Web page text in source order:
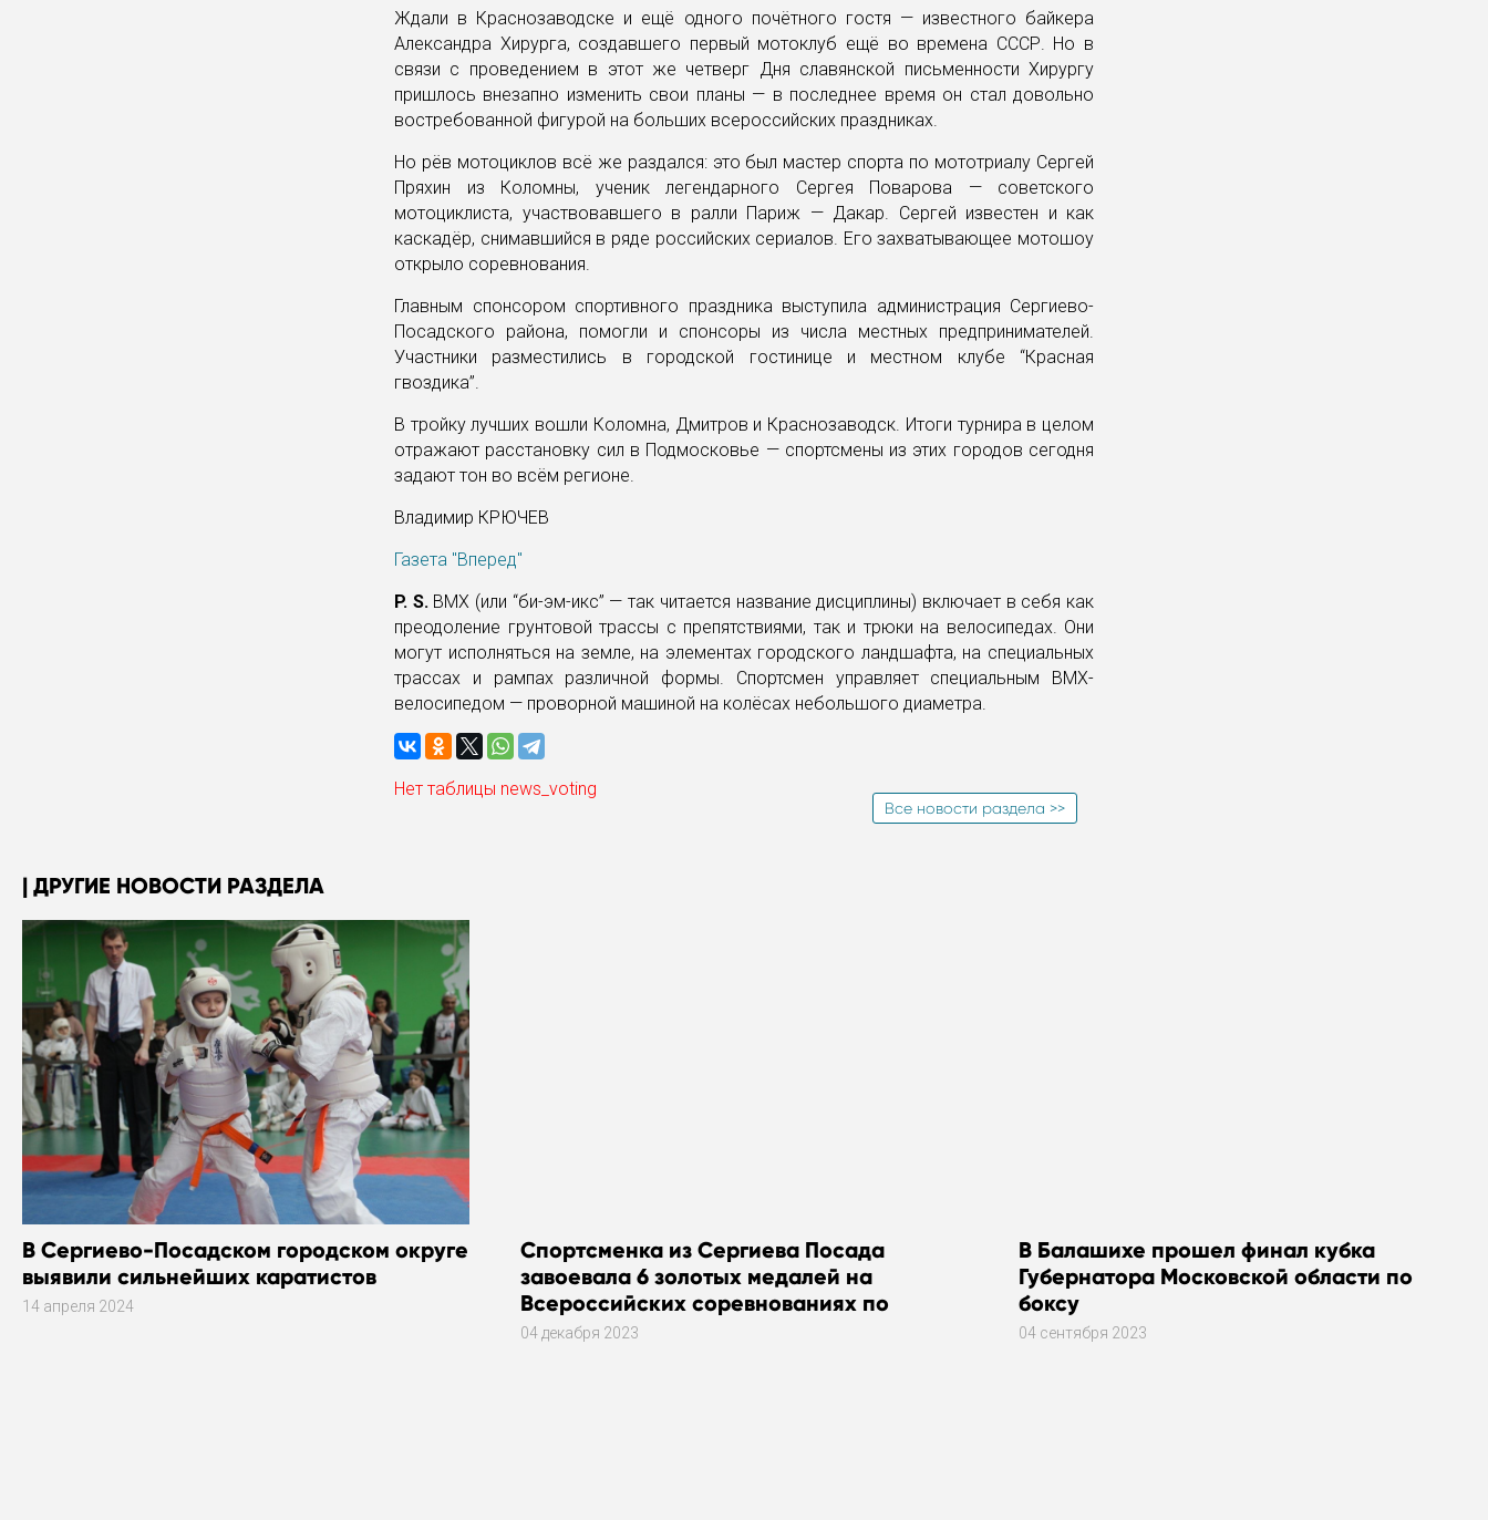
Ждали в Краснозаводске и ещё одного почётного гостя — известного байкера
Александра Хирурга, создавшего первый мотоклуб ещё во времена СССР. Но в
связи с проведением в этот же четверг Дня славянской письменности Хирургу
пришлось внезапно изменить свои планы — в последнее время он стал довольно
востребованной фигурой на больших всероссийских праздниках.
Но рёв мотоциклов всё же раздался: это был мастер спорта по мототриалу Сергей
Пряхин из Коломны, ученик легендарного Сергея Поварова — советского
мотоциклиста, участвовавшего в ралли Париж — Дакар. Сергей известен и как
каскадёр, снимавшийся в ряде российских сериалов. Его захватывающее мотошоу
открыло соревнования.
Главным спонсором спортивного праздника выступила администрация Сергиево-
Посадского района, помогли и спонсоры из числа местных предпринимателей.
Участники разместились в городской гостинице и местном клубе “Красная
гвоздика”.
В тройку лучших вошли Коломна, Дмитров и Краснозаводск. Итоги турнира в целом
отражают расстановку сил в Подмосковье — спортсмены из этих городов сегодня
задают тон во всём регионе.
Владимир КРЮЧЕВ
Газета "Вперед"
P. S.BMX (или “би-эм-икс” — так читается название дисциплины) включает в себя как
преодоление грунтовой трассы с препятствиями, так и трюки на велосипедах. Они
могут исполняться на земле, на элементах городского ландшафта, на специальных
трассах и рампах различной формы. Спортсмен управляет специальным BMX-
велосипедом — проворной машиной на колёсах небольшого диаметра.
Нет таблицы news_voting
Все новости раздела >>
ДРУГИЕ НОВОСТИ РАЗДЕЛА
В Сергиево-Посадском городском округе
выявили сильнейших каратистов
14 апреля 2024
Спортсменка из Сергиева Посада
завоевала 6 золотых медалей на
Всероссийских соревнованиях по
плаванию
04 декабря 2023
В Балашихе прошел финал кубка
Губернатора Московской области по
боксу
04 сентября 2023